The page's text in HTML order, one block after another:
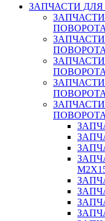
ЗАПЧАСТИ
ПОВОРОТА
ПОВОРОТА
ПОВОРОТА
ПОВОРОТА